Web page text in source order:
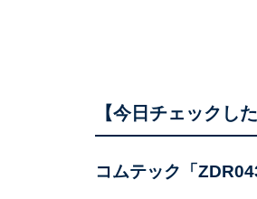
【今日チェックし
コムテック「